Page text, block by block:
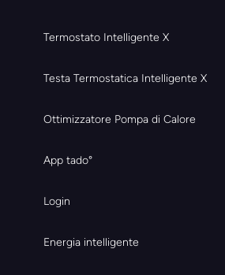
Termostato Intelligente X
Testa Termostatica Intelligente X
Ottimizzatore Pompa di Calore
App tado°
Login
Energia intelligente